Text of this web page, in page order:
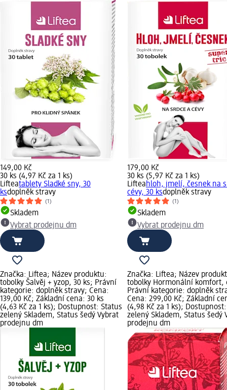
149,00 Kč
30 ks (4,97 Kč za 1 ks)
Lifteatablety Sladké sny, 30
ksdoplněk stravy
(1)
Skladem
Vybrat prodejnu dm
179,00 Kč
30 ks (5,97 Kč za 1 ks)
Lifteahloh, jmelí, česnek na
cévy, 30 ksdoplněk stravy
(1)
Skladem
Vybrat prodejnu dm
Značka: Liftea; Název produktu:
tobolky Šalvěj + yzop, 30 ks; Právní
kategorie: doplněk stravy; Cena:
139,00 Kč; Základní cena: 30 ks
(4,63 Kč za 1 ks); Dostupnost: Status
zelený Skladem, Status šedý Vybrat
prodejnu dm
Značka: Liftea; Název
tobolky Hormonální komfort,
Právní kategorie: doplněk
Cena: 299,00 Kč; Základní
(4,98 Kč za 1 ks);
zelený Skladem, Status šedý
prodejnu dm